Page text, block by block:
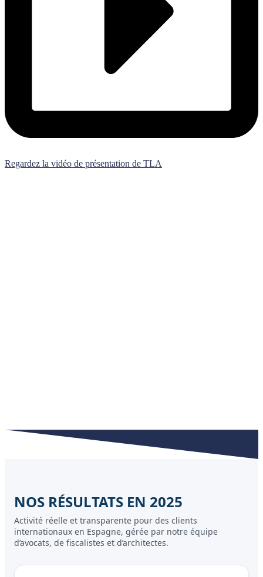
Regardez la vidéo de présentation de TLA
NOS RÉSULTATS EN 2025
Activité réelle et transparente pour des clients
internationaux en Espagne, gérée par notre équipe
d’avocats, de fiscalistes et d’architectes.